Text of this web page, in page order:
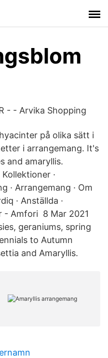
- - Arvika Shopping
på olika sätt i
i arrangemang. It's
and amaryllis.
·
· Arrangemang · Om
· Anställda ·
- Amfori 8 Mar 2021
geraniums, spring
to Autumn
and Amaryllis.